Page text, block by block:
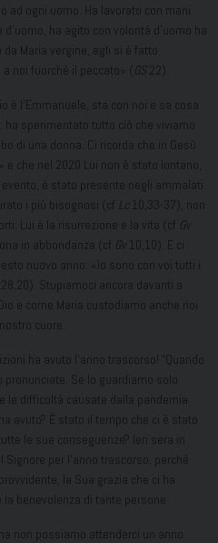
ad ogni uomo. Ha lavorato con mani
ha agito con volontà d’uomo ha
da Maria vergine, egli si è fatto
noi fuorché il peccato» ( GS 22).
è l’Emmanuele, sta con noi e sa cosa
ha sperimentato tutto ciò che viviamo
di una donna. Ci ricorda che in Gesù
e che nel 2020 Lui non è stato lontano,
è stato presente negli ammalati
i più bisognosi (cf Lc 10,33-37), non
Lui è la risurrezione e la vita (cf Gv
in abbondanza (cf Gv
10,10). E ci
nuovo anno: «Io sono con voi tutti i
28,20). Stupiamoci ancora davanti a
e come Maria custodiamo anche noi
cuore.
ha avuto l’anno trascorso! “Quando
Se lo guardiamo solo
le difficoltà causate dalla pandemia
avuto? È stato il tempo che ci è stato
le sue conseguenze? Ieri sera in
per l’anno trascorso, perché
la Sua grazia che ci ha
benevolenza di tante persone.
non possiamo attenderci un anno